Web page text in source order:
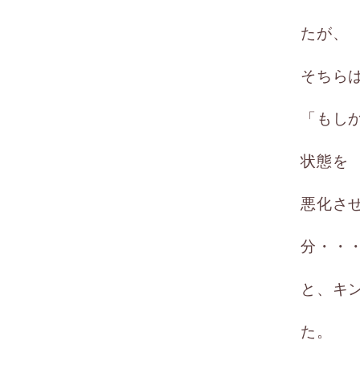
たが、
そちら
「もし
状態を
悪化さ
分・・
と、キ
た。